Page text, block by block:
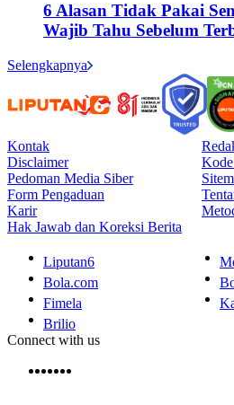
6 Alasan Tidak Pakai
Wajib Tahu Sebelum
Selengkapnya
Kontak
Disclaimer
Pedoman Media Siber
Form Pengaduan
Karir
Hak Jawab dan Koreksi Berita
Liputan6
Bola.com
Fimela
Brilio
Connect with us